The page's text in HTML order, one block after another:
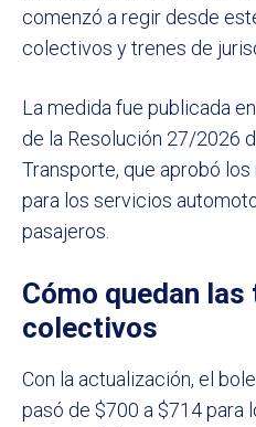
comenzó a regir desde
colectivos y trenes de
La medida fue publicada
de la Resolución 27/2026
Transporte, que aprobó
para los servicios
pasajeros.
Cómo quedan
colectivos
Con la actualización, el
pasó de $700 a $714 para